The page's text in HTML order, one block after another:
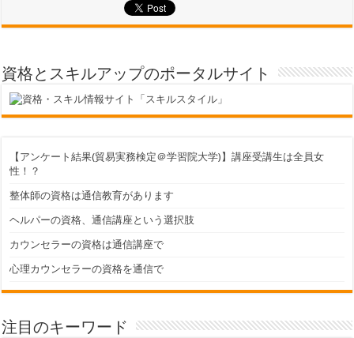
資格とスキルアップのポータルサイト
【アンケート結果(貿易実務検定＠学習院大学)】講座受講生は全員女
性！？
整体師の資格は通信教育があります
ヘルパーの資格、通信講座という選択肢
カウンセラーの資格は通信講座で
心理カウンセラーの資格を通信で
注目のキーワード